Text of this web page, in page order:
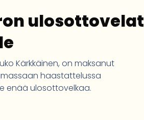
ulosottovelat
Kärkkäinen, on maksanut
haastattelussa
enää ulosottovelkaa.